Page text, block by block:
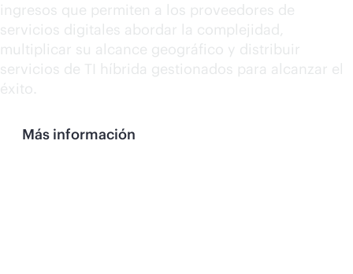
ingresos que permiten a los proveedores de
servicios digitales abordar la complejidad,
multiplicar su alcance geográfico y distribuir
servicios de TI híbrida gestionados para alcanzar el
éxito.
Más información